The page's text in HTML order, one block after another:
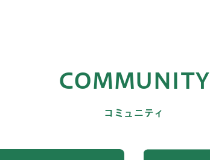
COMMUNITY
コミュニティ